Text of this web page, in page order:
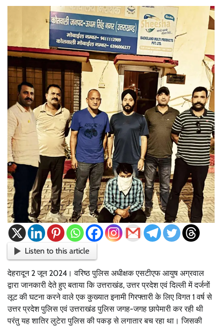
Listen to this article
देहरादून 2 जून 2024। वरिष्ठ पुलिस अधीक्षक एसटीएफ आयुष अग्रवाल
द्वारा जानकारी देते हुए बताया कि उत्तराखंड, उत्तर प्रदेश एवं दिल्ली में दर्जनों
लूट की घटना करने वाले एक कुख्यात इनामी गिरफ्तारी के लिए विगत 1 वर्ष से
उत्तर प्रदेश पुलिस एवं उत्तराखंड पुलिस जगह-जगह छापेमारी कर रही थी
परंतु यह शातिर लुटेरा पुलिस की पकड़ से लगातार बच रहा था। जिसकी